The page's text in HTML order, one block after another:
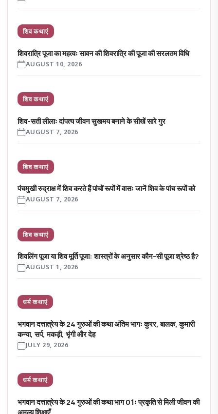
शिव कथाएं
शिवरात्रि पूजा का महत्वः सावन की शिवरात्रि की पूूजा की सरलतम विधि
AUGUST 10, 2026
शिव कथाएं
शिव-सती लीलाः दांपत्य जीवन सुखमय बनाने के सीखें सारे गुर
AUGUST 7, 2026
शिव कथाएं
पंचमुखी रुद्राक्ष में शिव करते हैं पांचों रूपों में वासः जानें शिव के पांच रूपों को
AUGUST 7, 2026
शिव कथाएं
शिवलिंग पूजा या शिव मूर्ति पूजा: शास्त्रों के अनुसार कौन-सी पूजा श्रेष्ठ है?
AUGUST 1, 2026
धर्म कथाएं
भगवान दत्तात्रेय के 24 गुरुओं की कथा अंतिम भागः कुरर, बालक, कुमारी
कन्या, सर्प, मकड़ी, भृंगी और देह
JULY 29, 2026
धर्म कथाएं
भगवान दत्तात्रेय के 24 गुरुओं की कथा भाग 01ः प्रकृति से मिली जीवन की